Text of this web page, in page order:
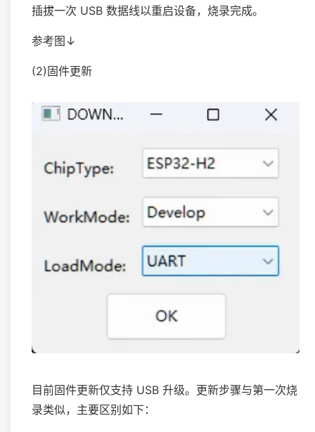
插拔一次 USB 数据线以重启设备，烧录完成。
参考图↓
(2)固件更新
目前固件更新仅支持 USB 升级。更新步骤与第一次烧
录类似，主要区别如下：